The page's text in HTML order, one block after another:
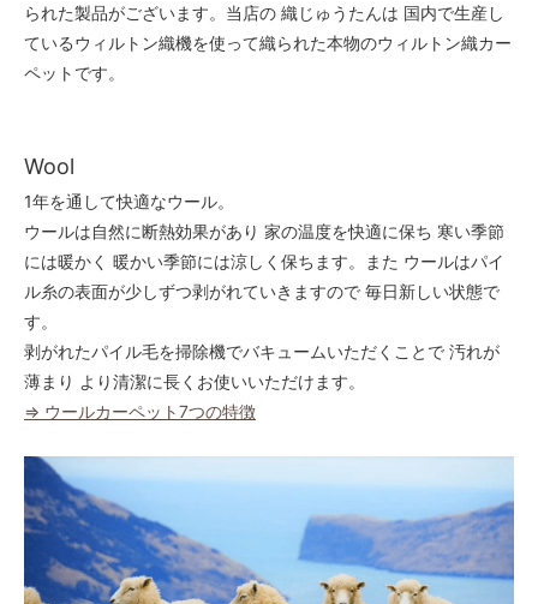
られた製品がございます。当店の 織じゅうたんは 国内で生産し
ているウィルトン織機を使って織られた本物のウィルトン織カー
ペットです。
Wool
1年を通して快適なウール。
ウールは自然に断熱効果があり 家の温度を快適に保ち 寒い季節
には暖かく 暖かい季節には涼しく保ちます。また ウールはパイ
ル糸の表面が少しずつ剥がれていきますので 毎日新しい状態で
す。
剥がれたパイル毛を掃除機でバキュームいただくことで 汚れが
薄まり より清潔に長くお使いいただけます。
⇒ ウールカーペット7つの特徴